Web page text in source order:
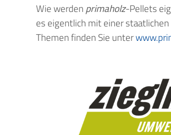
Wie werden primaholz-Pellets
es eigentlich mit einer
Themen finden Sie unter